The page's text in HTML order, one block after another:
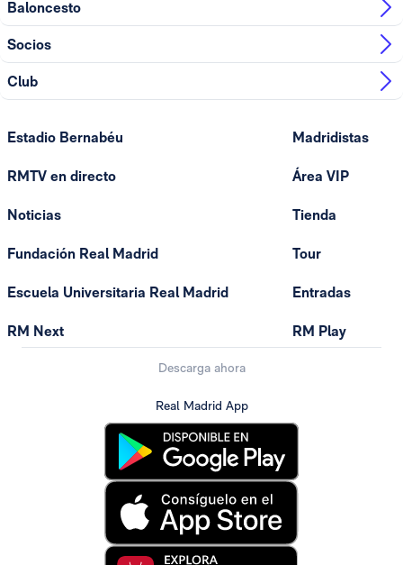
Baloncesto
Socios
Club
Estadio Bernabéu
RMTV en directo
Noticias
Fundación Real Madrid
Escuela Universitaria Real Madrid
RM Next
Madridistas
Área VIP
Tienda
Tour
Entradas
RM Play
Descarga ahora
Real Madrid App